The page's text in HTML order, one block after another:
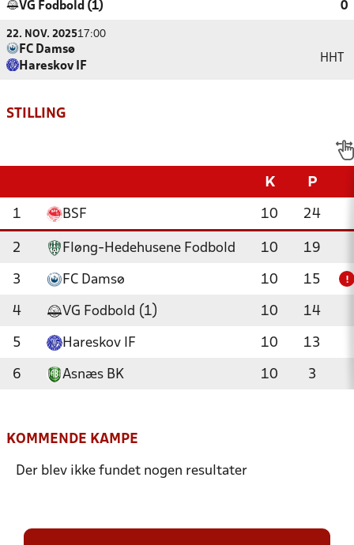
VG Fodbold (1)
0
22. NOV. 202517:00
FC Damsø
Hareskov IF
HHT
STILLING
K P
1 BSF 10 24
2 Fløng-Hedehusene Fodbold 10 19
3 FC Damsø 10 15 !
4 VG Fodbold (1) 10 14
5 Hareskov IF 10 13
6 Asnæs BK 10 3
KOMMENDE KAMPE
Der blev ikke fundet nogen resultater